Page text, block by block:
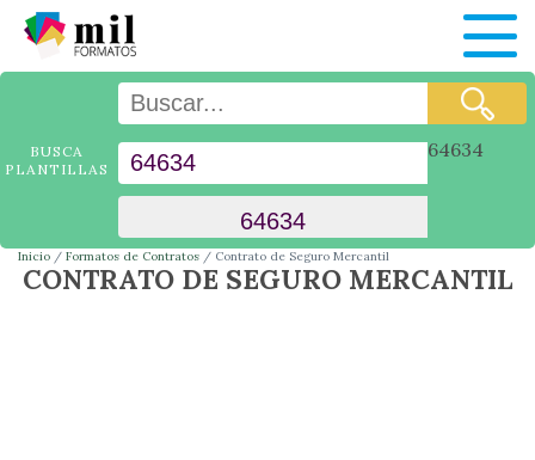
BUSCA
PLANTILLAS
64634
Inicio Formatos de Contratos Contrato de Seguro Mercantil
CONTRATO DE SEGURO MERCANTIL